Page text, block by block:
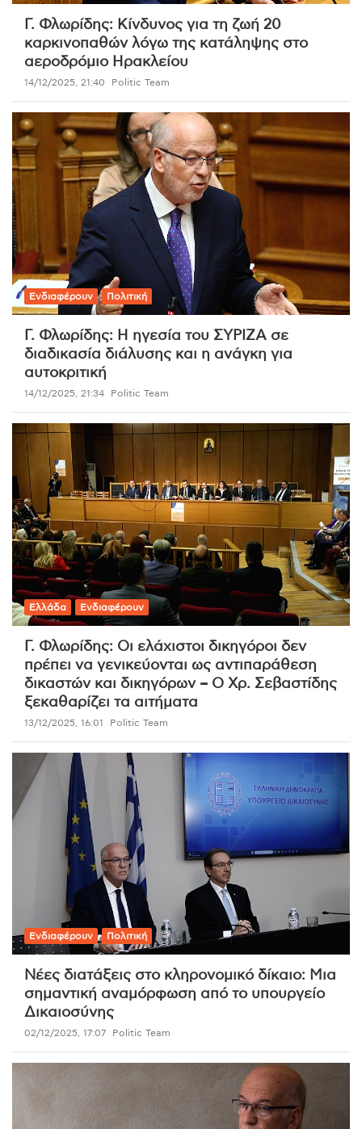
Γ. Φλωρίδης: Κίνδυνος για τη ζωή 20
καρκινοπαθών λόγω της κατάληψης στο
αεροδρόμιο Ηρακλείου
14/12/2025, 21:40 Politic Team
Ενδιαφέρουν Πολιτική
Γ. Φλωρίδης: Η ηγεσία του ΣΥΡΙΖΑ σε
διαδικασία διάλυσης και η ανάγκη για
αυτοκριτική
14/12/2025, 21:34 Politic Team
Ελλάδα Ενδιαφέρουν
Γ. Φλωρίδης: Οι ελάχιστοι δικηγόροι δεν
πρέπει να γενικεύονται ως αντιπαράθεση
δικαστών και δικηγόρων – Ο Χρ. Σεβαστίδης
ξεκαθαρίζει τα αιτήματα
13/12/2025, 16:01 Politic Team
Ενδιαφέρουν Πολιτική
Νέες διατάξεις στο κληρονομικό δίκαιο: Μια
σημαντική αναμόρφωση από το υπουργείο
Δικαιοσύνης
02/12/2025, 17:07 Politic Team